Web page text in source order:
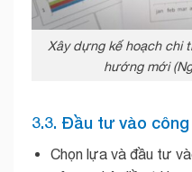
Xây dựng kế hoạch chi
hướng mới
3.3. Đầu tư vào
Chọn lựa và đầu tư